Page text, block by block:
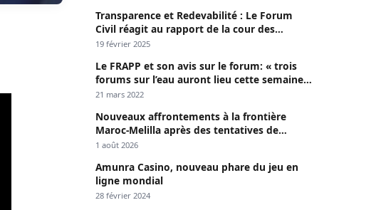
Transparence et Redevabilité : Le Forum
Civil réagit au rapport de la cour des
comptes
19 février 2025
Le FRAPP et son avis sur le forum: « trois
forums sur l’eau auront lieu cette semaine à
Dakar »
21 mars 2022
Nouveaux affrontements à la frontière
Maroc-Melilla après des tentatives de
passage
1 août 2026
Amunra Casino, nouveau phare du jeu en
ligne mondial
28 février 2024